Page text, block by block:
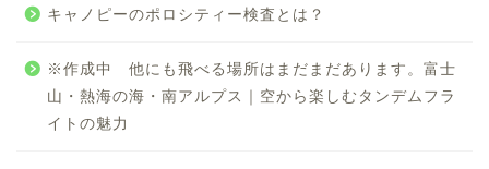
キャノピーのポロシティー検査とは？
※作成中 他にも飛べる場所はまだまだあります。富士
山・熱海の海・南アルプス｜空から楽しむタンデムフラ
イトの魅力